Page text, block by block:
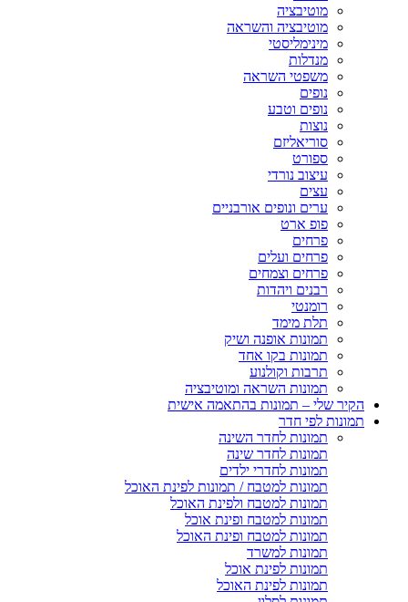
מוטיבציה
מוטיבציה והשראה
מינימליסטי
מנדלות
משפטי השראה
נופים
נופים וטבע
נוצות
סוריאליזם
ספורט
עיצוב נורדי
עצים
ערים ונופים אורבניים
פופ ארט
פרחים
פרחים ועלים
פרחים וצמחים
רבנים ויהדות
רומנטי
תלת מימד
תמונות אופנה ושיק
תמונות בקו אחד
תרבות וקולנוע
תמונות השראה ומוטיבציה
הקיר שלי – תמונות בהתאמה אישית
תמונות לפי חדר
תמונות לחדר השינה
תמונות לחדר שינה
תמונות לחדרי ילדים
תמונות למטבח / תמונות לפינת האוכל
תמונות למטבח ולפינת האוכל
תמונות למטבח ופינת אוכל
תמונות למטבח ופינת האוכל
תמונות למשרד
תמונות לפינת אוכל
תמונות לפינת האוכל